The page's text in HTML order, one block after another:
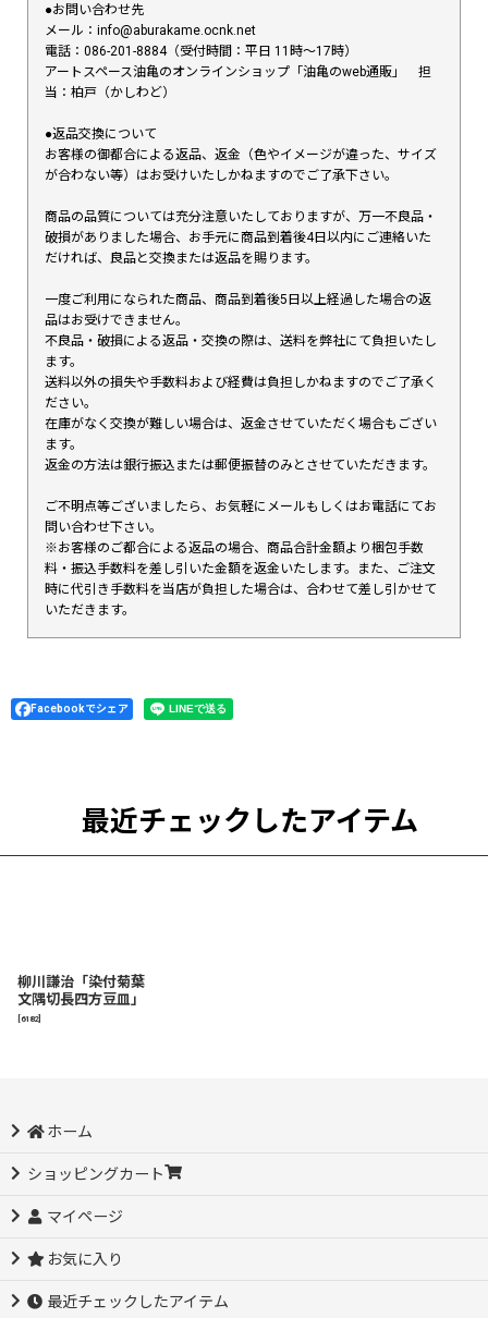
●お問い合わせ先
メール：info@aburakame.ocnk.net
電話：086-201-8884（受付時間：平日 11時〜17時）
アートスペース油亀のオンラインショップ「油亀のweb通販」 担
当：柏戸（かしわど）
●返品交換について
お客様の御都合による返品、返金（色やイメージが違った、サイズ
が合わない等）はお受けいたしかねますのでご了承下さい。
商品の品質については充分注意いたしておりますが、万一不良品・
破損がありました場合、お手元に商品到着後4日以内にご連絡いた
だければ、良品と交換または返品を賜ります。
一度ご利用になられた商品、商品到着後5日以上経過した場合の返
品はお受けできません。
不良品・破損による返品・交換の際は、送料を弊社にて負担いたし
ます。
送料以外の損失や手数料および経費は負担しかねますのでご了承く
ださい。
在庫がなく交換が難しい場合は、返金させていただく場合もござい
ます。
返金の方法は銀行振込または郵便振替のみとさせていただきます。
ご不明点等ございましたら、お気軽にメールもしくはお電話にてお
問い合わせ下さい。
※お客様のご都合による返品の場合、商品合計金額より梱包手数
料・振込手数料を差し引いた金額を返金いたします。また、ご注文
時に代引き手数料を当店が負担した場合は、合わせて差し引かせて
いただきます。
Facebookでシェア
最近チェックしたアイテム
柳川謙治「染付菊葉
文隅切長四方豆皿」
6182]
ホーム
ショッピングカート
マイページ
お気に入り
最近チェックしたアイテム